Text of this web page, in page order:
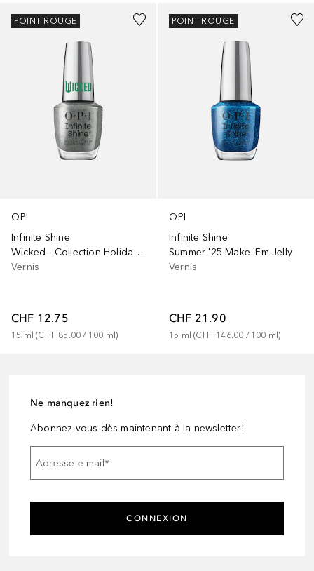
OPI
Infinite Shine
Wicked - Collection Holiday 2024
Vernis
CHF 12.75
15 ml (CHF 85.00 / 100 ml)
POINT ROUGE
OPI
Infinite Shine
Summer '25 Make 'Em Jelly
Vernis
CHF 21.90
15 ml (CHF 146.00 / 100 ml)
POINT ROUGE
Ne manquez rien!
Abonnez-vous dès maintenant à la newsletter!
Adresse e-mail *
CONNEXION